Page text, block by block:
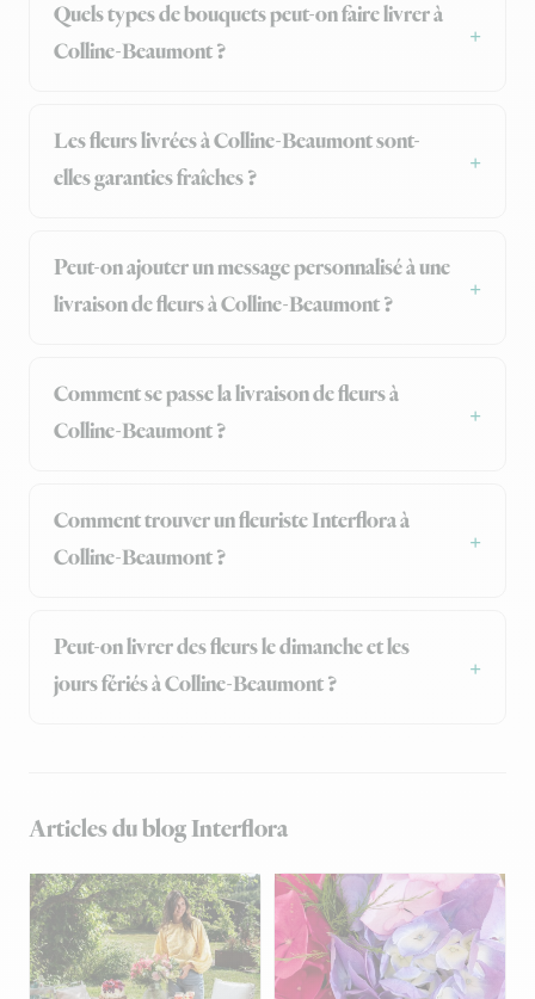
Quels types de bouquets peut-on faire livrer à
Colline-Beaumont ?
Les fleurs livrées à Colline-Beaumont sont-
elles garanties fraîches ?
Peut-on ajouter un message personnalisé à une
livraison de fleurs à Colline-Beaumont ?
Comment se passe la livraison de fleurs à
Colline-Beaumont ?
Comment trouver un fleuriste Interflora à
Colline-Beaumont ?
Peut-on livrer des fleurs le dimanche et les
jours fériés à Colline-Beaumont ?
Articles du blog Interflora